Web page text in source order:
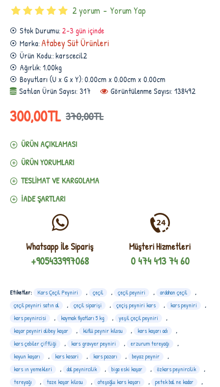
Stok Durumu: 2-3 gün içinde
Marka: Atabey Süt Ürünleri
Ürün Kodu::karscecil2
Ağırlık:1.00kg
Boyutları (U x G x Y):0.00cm x 0.00cm x 0.00cm
Satılan Ürün Sayısı: 317
Görüntülenme Sayısı: 138492
2 yorum - Yorum Yap
370,00TL
300,00TL
Whatsapp İle Sipariş
+905433997068
Müşteri Hizmetleri
0 474 413 74 60
ÜRÜN AÇIKLAMASI
ÜRÜN YORUMLARI
TESLIMAT VE KARGOLAMA
İADE ŞARTLARI
Etiketler: Kars Çeçil Peyniri , çeçil , çeçil peyniri , ardahan çeçil
,
çeçil peyniri satın al
, çeçil siparişi , çeçiş peyniri kars , kars peyniri
,
kars peynircisi
, kaymak fiyatları 5 kg , yeşil çeçil peyniri
,
kaşar peyniri alibey kaşar
, küflü peynir kilosu , kars kaşarı adı
,
kars çebiler çiftliği
, kars gravyer peyniri , erzurum tereyağı
,
koyun kaşarı
, kars kasari , kars pazarı , beyaz peynir
,
kars ın yemekleri
, dal peynircilik , biga eski kaşar , özkars peynircilik
,
tereyağı
, taze kaşar kilosu , ateşoğlu kars kaşarı , petek bal ne kadar
,